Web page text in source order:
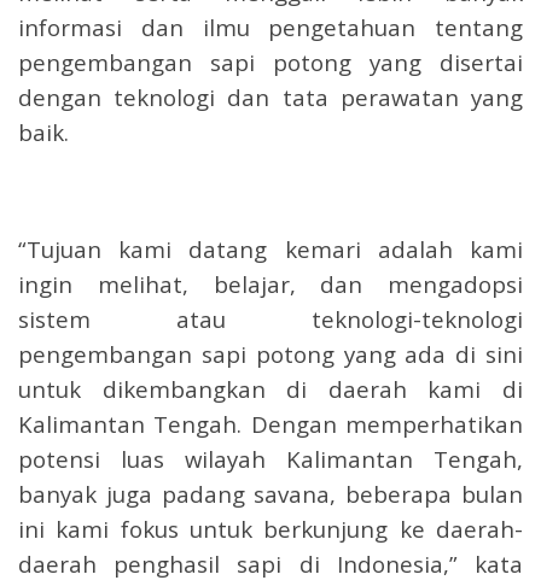
informasi dan ilmu pengetahuan tentang
pengembangan sapi potong yang disertai
dengan teknologi dan tata perawatan yang
baik.
“Tujuan kami datang kemari adalah kami
ingin melihat, belajar, dan mengadopsi
sistem atau teknologi-teknologi
pengembangan sapi potong yang ada di sini
untuk dikembangkan di daerah kami di
Kalimantan Tengah. Dengan memperhatikan
potensi luas wilayah Kalimantan Tengah,
banyak juga padang savana, beberapa bulan
ini kami fokus untuk berkunjung ke daerah-
daerah penghasil sapi di Indonesia,” kata